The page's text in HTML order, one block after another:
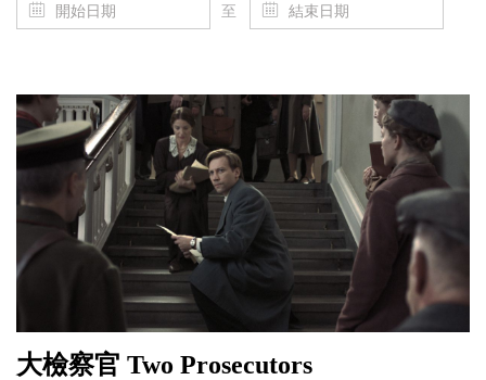
至
大檢察官 Two Prosecutors